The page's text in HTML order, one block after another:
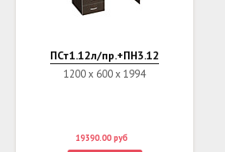
ПСт1.12л/пр.+ПН3.12
1200 х 600 х 1994
19390.00 руб